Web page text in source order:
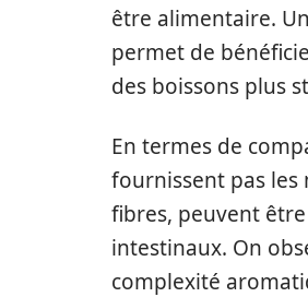
être alimentaire.
permet de
des boissons plus
En termes de
fournissent pas les
fibres, peuvent
intestinaux. On
complexité